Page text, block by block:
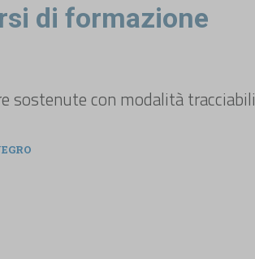
di formazione
sostenute con modalità tracciabili